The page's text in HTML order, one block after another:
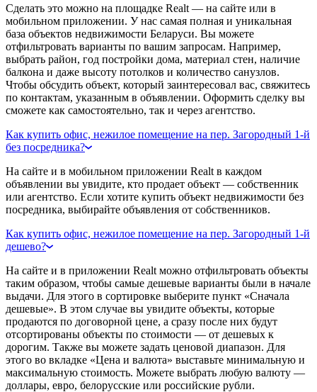
Сделать это можно на площадке Realt — на сайте или в
мобильном приложении. У нас самая полная и уникальная
база объектов недвижимости Беларуси. Вы можете
отфильтровать варианты по вашим запросам. Например,
выбрать район, год постройки дома, материал стен, наличие
балкона и даже высоту потолков и количество санузлов.
Чтобы обсудить объект, который заинтересовал вас, свяжитесь
по контактам, указанным в объявлении. Оформить сделку вы
сможете как самостоятельно, так и через агентство.
Как купить офис, нежилое помещение на пер. Загородный 1-й
без посредника?
На сайте и в мобильном приложении Realt в каждом
объявлении вы увидите, кто продает объект — собственник
или агентство. Если хотите купить объект недвижимости без
посредника, выбирайте объявления от собственников.
Как купить офис, нежилое помещение на пер. Загородный 1-й
дешево?
На сайте и в приложении Realt можно отфильтровать объекты
таким образом, чтобы самые дешевые варианты были в начале
выдачи. Для этого в сортировке выберите пункт «Сначала
дешевые». В этом случае вы увидите объекты, которые
продаются по договорной цене, а сразу после них будут
отсортированы объекты по стоимости — от дешевых к
дорогим. Также вы можете задать ценовой диапазон. Для
этого во вкладке «Цена и валюта» выставьте минимальную и
максимальную стоимость. Можете выбрать любую валюту —
доллары, евро, белорусские или российские рубли.